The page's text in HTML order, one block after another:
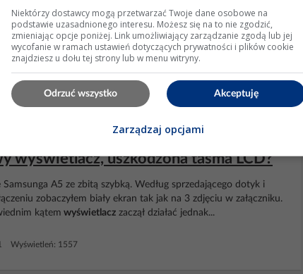
zaprezentować swoje dokonania na elektrodzie. To
mnie, człowieka urodzonego pod koniec lat 70, zawsze
dla mnie magnesem. Jednak...
25890
wyświetlacz, uszkodzona taśma LCD?
A5 ze zbitą szybką. Według sprzedającego dotyk i
zobaczyłem biały ekran tak jak na 3 zdjęciu w załączniku.
kątem wyświetlacz zaczął działać jednak...
Wyświetleń: 1557
Niektórzy dostawcy mogą przetwarzać Twoje dane osobowe na
podstawie uzasadnionego interesu. Możesz się na to nie zgodzić,
zmieniając opcje poniżej. Link umożliwiający zarządzanie zgodą lub jej
wycofanie w ramach ustawień dotyczących prywatności i plików cookie
znajdziesz u dołu tej strony lub w menu witryny.
Akceptuję
Odrzuć wszystko
Zarządzaj opcjami